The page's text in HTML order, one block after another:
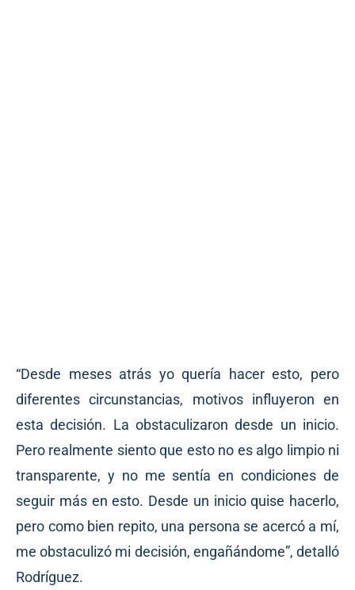
“Desde meses atrás yo quería hacer esto, pero
diferentes circunstancias, motivos influyeron en
esta decisión. La obstaculizaron desde un inicio.
Pero realmente siento que esto no es algo limpio ni
transparente, y no me sentía en condiciones de
seguir más en esto. Desde un inicio quise hacerlo,
pero como bien repito, una persona se acercó a mí,
me obstaculizó mi decisión, engañándome”, detalló
Rodríguez.